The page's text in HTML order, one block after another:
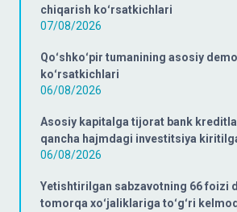
chiqarish koʻrsatkichlari
07/08/2026
Qoʻshkoʻpir tumanining asosiy
koʻrsatkichlari
06/08/2026
Asosiy kapitalga tijorat bank
qancha hajmdagi investitsiya
06/08/2026
Yetishtirilgan sabzavotning 66 foizi
tomorqa xoʻjaliklariga toʻgʻri